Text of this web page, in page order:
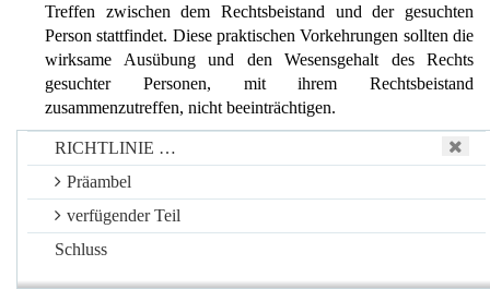
RICHTLINIE …
Präambel
verfügender Teil
Schluss
Treffen zwischen dem Rechtsbeistand und der gesuchten
Person stattfindet. Diese praktischen Vorkehrungen sollten die
wirksame Ausübung und den Wesensgehalt des Rechts
gesuchter Personen, mit ihrem Rechtsbeistand
zusammenzutreffen, nicht beeinträchtigen.
Gesuchte Personen sollten das Recht haben, mit dem
Rechtsbeistand zu kommunizieren, der sie im
Vollstreckungsmitgliedstaat vertritt. Diese Kommunikation
sollte in jedem Verfahrensstadium stattfinden können, auch
bevor das Recht, mit einem Rechtsbeistand
zusammenzutreffen, ausgeübt wurde Mitgliedstaaten können
praktische Vorkehrungen hinsichtlich der Dauer und